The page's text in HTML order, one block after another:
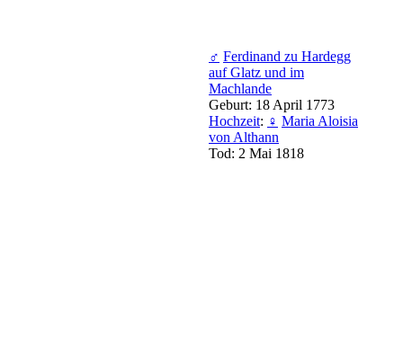
♂ Ferdinand zu Hardegg
auf Glatz und im
Machlande
Geburt: 18 April 1773
Hochzeit: ♀ Maria Aloisia
von Althann
Tod: 2 Mai 1818